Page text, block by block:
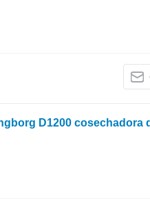
D1200 cosechadora